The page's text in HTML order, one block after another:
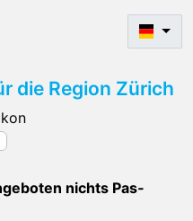
die Region Zürich
nichts Pas­